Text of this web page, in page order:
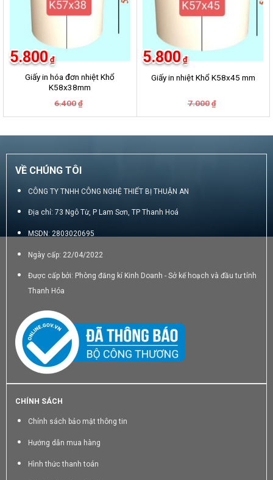
Giấy in hóa đơn nhiệt Khổ
K58x38mm
6.400 ₫
là:
5.800 ₫
tại
5.800₫.
Giấy in nhiệt Khổ K58x45 mm
7.000 ₫
là:
5.800 ₫
tại
5.800₫.
VỀ CHÚNG TÔI
CÔNG TY TNHH CÔNG NGHỆ THIẾT BỊ THUẬN AN
Địa chỉ: 73 Ngô Từ, P Lam Sơn, TP Thanh Hoá
MSDN: 2803020695
Ngày cấp: 22/04/2022
Được cấp bởi: Phòng đăng kí Kinh Doanh - Sở kế hoạch và đầu tư tỉnh
Thanh Hóa
CHÍNH SÁCH
Chính sách bảo mật thông tin
Hướng dẫn mua hàng
Hình thức thanh toán